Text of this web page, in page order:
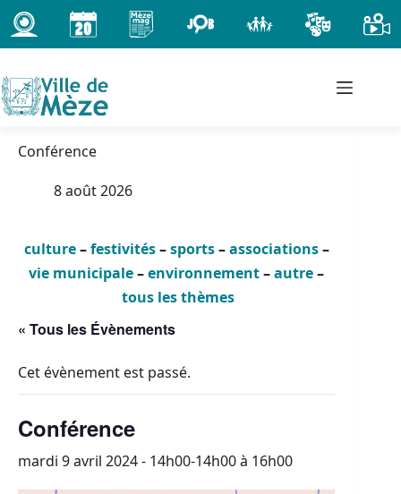
Passer
au
contenu
Conférence
8 août 2026
culture–festivités–sports–associations–
vie municipale–environnement–autre–
tous les thèmes
« Tous les Évènements
Cet évènement est passé.
Conférence
mardi 9 avril 2024 - 14h00-14h00à 16h00